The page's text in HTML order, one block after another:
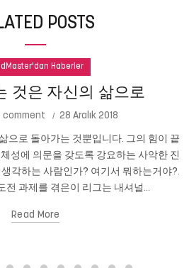
POSTS
Haberler
것은 자신의 삶으로
comment 28 Aralık 2018
으로 돌아가는 것뿐입니다. 그의 힘이 끝
성에 의문을 갖도록 강요하는 사악한 진
각하는 사람인가? 여기서 뭐하는거야?.
전 과제를 겪은이 리그는 내셔널...
Read More